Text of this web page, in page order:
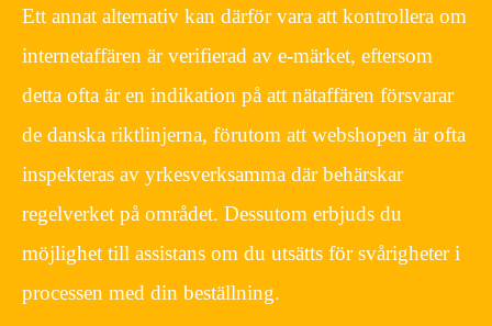
Ett annat alternativ kan därför vara att kontrollera om
internetaffären är verifierad av e-märket, eftersom
detta ofta är en indikation på att nätaffären försvarar
de danska riktlinjerna, förutom att webshopen är ofta
inspekteras av yrkesverksamma där behärskar
regelverket på området. Dessutom erbjuds du
möjlighet till assistans om du utsätts för svårigheter i
processen med din beställning.